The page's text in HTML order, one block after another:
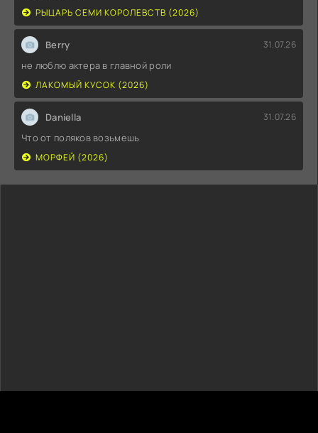
РЫЦАРЬ СЕМИ КОРОЛЕВСТВ (2026)
Berry 31.07.26
не люблю актера в главной роли
ЛАКОМЫЙ КУСОК (2026)
Daniella 31.07.26
Что от поляков возьмешь
МОРФЕЙ (2026)